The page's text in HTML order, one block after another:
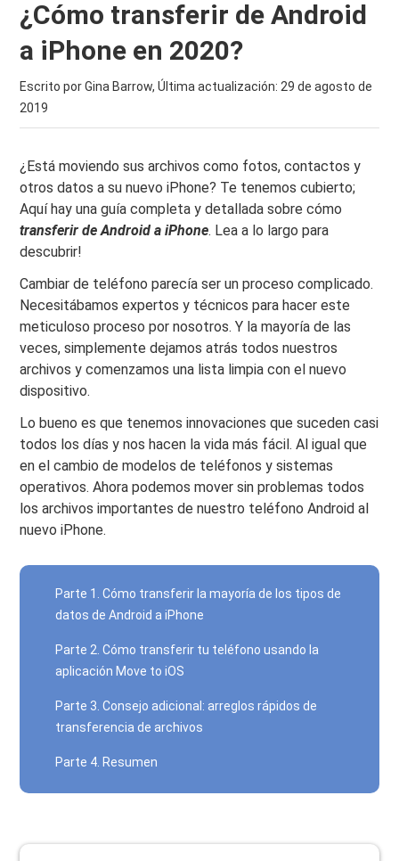
¿Cómo transferir de Android
a iPhone en 2020?
Escrito por Gina Barrow, Última actualización: 29 de agosto de
2019
¿Está moviendo sus archivos como fotos, contactos y
otros datos a su nuevo iPhone? Te tenemos cubierto;
Aquí hay una guía completa y detallada sobre cómo
transferir de Android a iPhone. Lea a lo largo para
descubrir!
Cambiar de teléfono parecía ser un proceso complicado.
Necesitábamos expertos y técnicos para hacer este
meticuloso proceso por nosotros. Y la mayoría de las
veces, simplemente dejamos atrás todos nuestros
archivos y comenzamos una lista limpia con el nuevo
dispositivo.
Lo bueno es que tenemos innovaciones que suceden casi
todos los días y nos hacen la vida más fácil. Al igual que
en el cambio de modelos de teléfonos y sistemas
operativos. Ahora podemos mover sin problemas todos
los archivos importantes de nuestro teléfono Android al
nuevo iPhone.
Parte 1. Cómo transferir la mayoría de los tipos de
datos de Android a iPhone
Parte 2. Cómo transferir tu teléfono usando la
aplicación Move to iOS
Parte 3. Consejo adicional: arreglos rápidos de
transferencia de archivos
Parte 4. Resumen